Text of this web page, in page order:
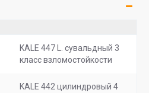
KALE 447 L. сувальдный 3
класс взломостойкости
KALE 442 цилиндровый 4